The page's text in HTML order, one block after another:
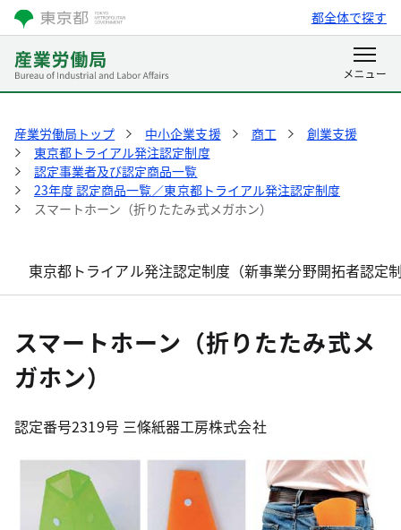
都全体で探す
産業労働局トップ 中小企業支援 商工
創業支援
東京都トライアル発注認定制度
認定事業者及び認定商品一覧
23年度 認定商品一覧／東京都トライアル発注認定制度
スマートホーン（折りたたみ式メガホン）
東京都トライアル発注認定制度（新事業分野開拓者認定
スマートホーン（折りたたみ式メ
ガホン）
認定番号2319号 三條紙器工房株式会社